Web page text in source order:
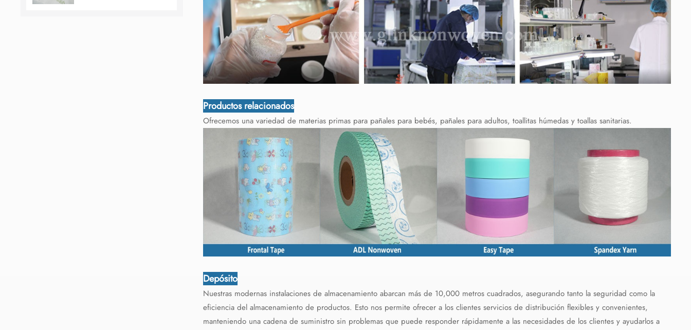
Productos relacionados
Ofrecemos una variedad de materias primas para pañales para bebés, pañales para adultos, toallitas húmedas y toallas sanitarias.
Depósito
Nuestras modernas instalaciones de almacenamiento abarcan más de 10,000 metros cuadrados, asegurando tanto la seguridad como la
eficiencia del almacenamiento de productos. Esto nos permite ofrecer a los clientes servicios de distribución flexibles y convenientes,
manteniendo una cadena de suministro sin problemas que puede responder rápidamente a las necesidades de los clientes y ayudarlos a